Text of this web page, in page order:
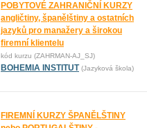
POBYTOVÉ ZAHRANIČNÍ KURZY
angličtiny, španělštiny a ostatních
jazyků pro manažery a širokou
firemní klientelu
kód kurzu (ZAHRMAN-AJ_SJ)
BOHEMIA INSTITUT (Jazyková škola)
FIREMNÍ KURZY ŠPANĚLŠTINY